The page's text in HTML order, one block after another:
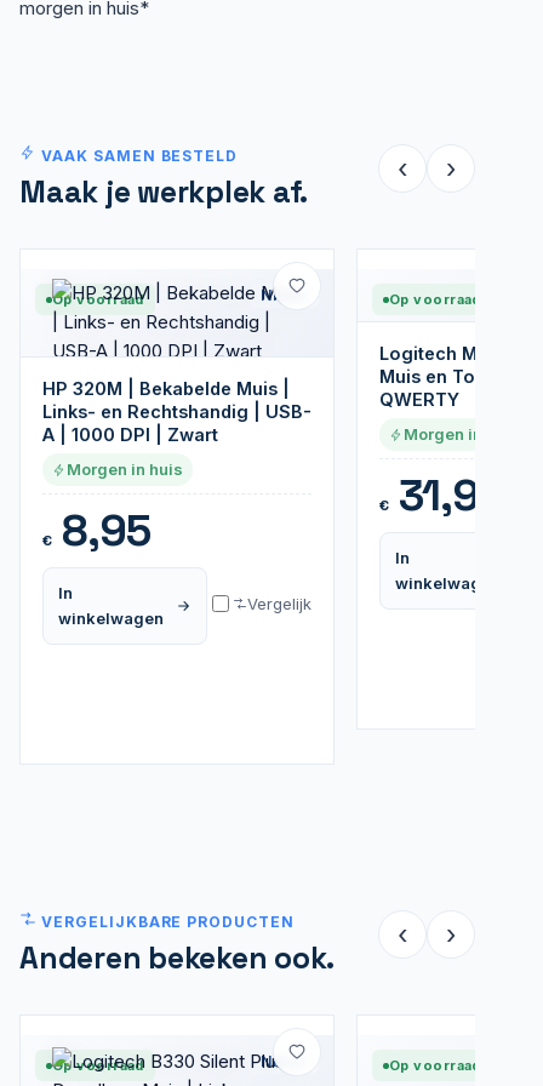
morgen in huis*
VAAK SAMEN BESTELD
Maak je werkplek af.
‹ ›
Op voorraad Nieuw
HP 320M | Bekabelde Muis |
Links- en Rechtshandig | USB-
A | 1000 DPI | Zwart
Morgen in huis
€8,95
In
winkelwagen
Vergelijk
Op voorraad
Logitech MK235 |
Muis en
QWERTY
Morgen in huis
€31,95
In
winkelwagen
VERGELIJKBARE PRODUCTEN
Anderen bekeken ook.
‹ ›
Op voorraad Nieuw Op voorraad